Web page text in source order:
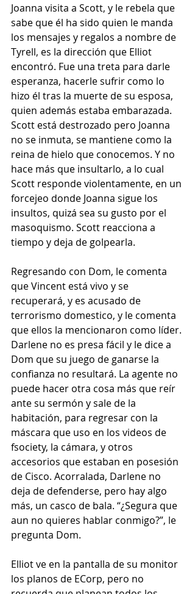
Joanna visita a Scott, y le rebela que
sabe que él ha sido quien le manda
los mensajes y regalos a nombre de
Tyrell, es la dirección que Elliot
encontró. Fue una treta para darle
esperanza, hacerle sufrir como lo
hizo él tras la muerte de su esposa,
quien además estaba embarazada.
Scott está destrozado pero Joanna
no se inmuta, se mantiene como la
reina de hielo que conocemos. Y no
hace más que insultarlo, a lo cual
Scott responde violentamente, en un
forcejeo donde Joanna sigue los
insultos, quizá sea su gusto por el
masoquismo. Scott reacciona a
tiempo y deja de golpearla.
Regresando con Dom, le comenta
que Vincent está vivo y se
recuperará, y es acusado de
terrorismo domestico, y le comenta
que ellos la mencionaron como líder.
Darlene no es presa fácil y le dice a
Dom que su juego de ganarse la
confianza no resultará. La agente no
puede hacer otra cosa más que reír
ante su sermón y sale de la
habitación, para regresar con la
máscara que uso en los videos de
fsociety, la cámara, y otros
accesorios que estaban en posesión
de Cisco. Acorralada, Darlene no
deja de defenderse, pero hay algo
más, un casco de bala. “¿Segura que
aun no quieres hablar conmigo?”, le
pregunta Dom.
Elliot ve en la pantalla de su monitor
los planos de ECorp, pero no